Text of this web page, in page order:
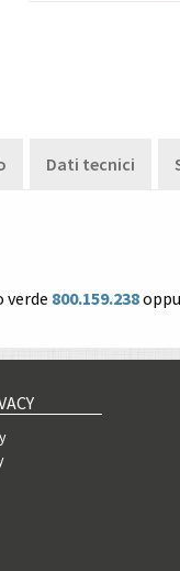
Dati tecnici
800.159.238